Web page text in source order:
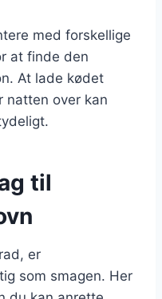
med forskellige
at finde den
At lade kødet
natten over kan
til
er
som smagen. Her